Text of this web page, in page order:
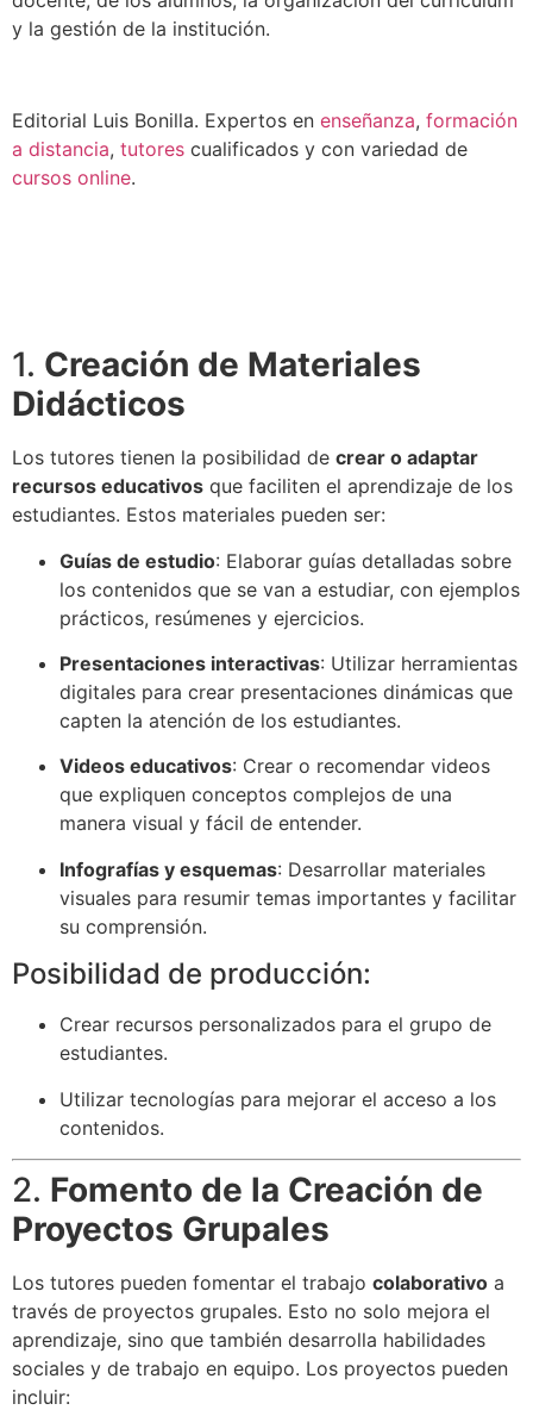
y la gestión de la institución.
Editorial Luis Bonilla. Expertos en enseñanza, formación
a distancia, tutores cualificados y con variedad de
cursos online.
1. Creación de Materiales
Didácticos
Los tutores tienen la posibilidad de crear o adaptar
recursos educativos que faciliten el aprendizaje de los
estudiantes. Estos materiales pueden ser:
Guías de estudio: Elaborar guías detalladas sobre
los contenidos que se van a estudiar, con ejemplos
prácticos, resúmenes y ejercicios.
Presentaciones interactivas: Utilizar herramientas
digitales para crear presentaciones dinámicas que
capten la atención de los estudiantes.
Videos educativos: Crear o recomendar videos
que expliquen conceptos complejos de una
manera visual y fácil de entender.
Infografías y esquemas: Desarrollar materiales
visuales para resumir temas importantes y facilitar
su comprensión.
Posibilidad de producción:
Crear recursos personalizados para el grupo de
estudiantes.
Utilizar tecnologías para mejorar el acceso a los
contenidos.
2. Fomento de la Creación de
Proyectos Grupales
Los tutores pueden fomentar el trabajo colaborativo a
través de proyectos grupales. Esto no solo mejora el
aprendizaje, sino que también desarrolla habilidades
sociales y de trabajo en equipo. Los proyectos pueden
incluir: